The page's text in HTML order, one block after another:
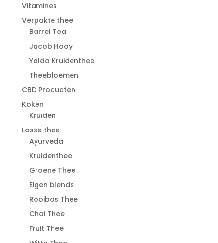
Vitamines
Verpakte thee
Barrel Tea
Jacob Hooy
Yalda Kruidenthee
Theebloemen
CBD Producten
Koken
Kruiden
Losse thee
Ayurveda
Kruidenthee
Groene Thee
Eigen blends
Rooibos Thee
Chai Thee
Fruit Thee